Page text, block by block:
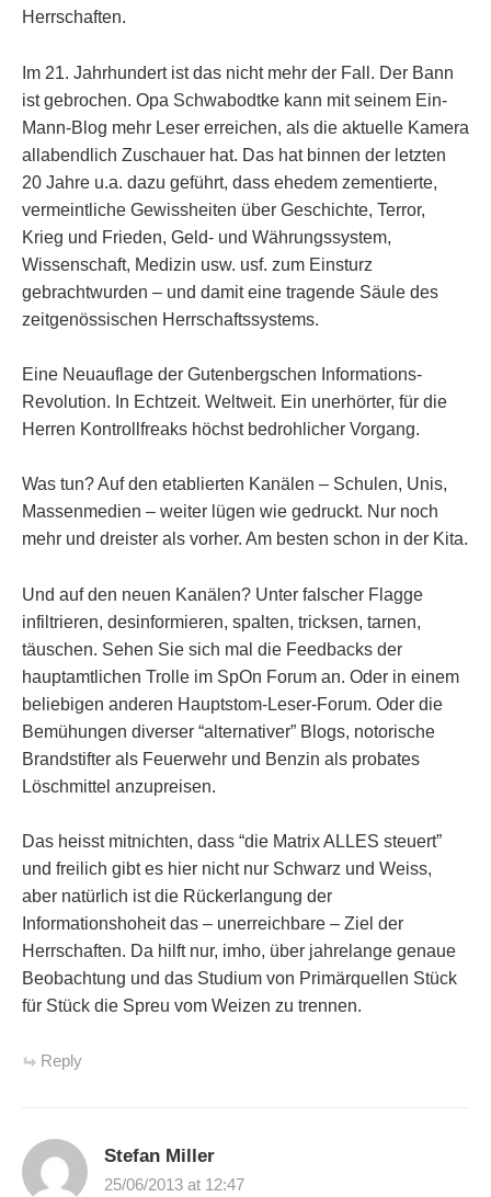
Herrschaften.
Im 21. Jahrhundert ist das nicht mehr der Fall. Der Bann
ist gebrochen. Opa Schwabodtke kann mit seinem Ein-
Mann-Blog mehr Leser erreichen, als die aktuelle Kamera
allabendlich Zuschauer hat. Das hat binnen der letzten
20 Jahre u.a. dazu geführt, dass ehedem zementierte,
vermeintliche Gewissheiten über Geschichte, Terror,
Krieg und Frieden, Geld- und Währungssystem,
Wissenschaft, Medizin usw. usf. zum Einsturz
gebrachtwurden – und damit eine tragende Säule des
zeitgenössischen Herrschaftssystems.
Eine Neuauflage der Gutenbergschen Informations-
Revolution. In Echtzeit. Weltweit. Ein unerhörter, für die
Herren Kontrollfreaks höchst bedrohlicher Vorgang.
Was tun? Auf den etablierten Kanälen – Schulen, Unis,
Massenmedien – weiter lügen wie gedruckt. Nur noch
mehr und dreister als vorher. Am besten schon in der Kita.
Und auf den neuen Kanälen? Unter falscher Flagge
infiltrieren, desinformieren, spalten, tricksen, tarnen,
täuschen. Sehen Sie sich mal die Feedbacks der
hauptamtlichen Trolle im SpOn Forum an. Oder in einem
beliebigen anderen Hauptstom-Leser-Forum. Oder die
Bemühungen diverser “alternativer” Blogs, notorische
Brandstifter als Feuerwehr und Benzin als probates
Löschmittel anzupreisen.
Das heisst mitnichten, dass “die Matrix ALLES steuert”
und freilich gibt es hier nicht nur Schwarz und Weiss,
aber natürlich ist die Rückerlangung der
Informationshoheit das – unerreichbare – Ziel der
Herrschaften. Da hilft nur, imho, über jahrelange genaue
Beobachtung und das Studium von Primärquellen Stück
für Stück die Spreu vom Weizen zu trennen.
Reply
Stefan Miller
25/06/2013 at 12:47